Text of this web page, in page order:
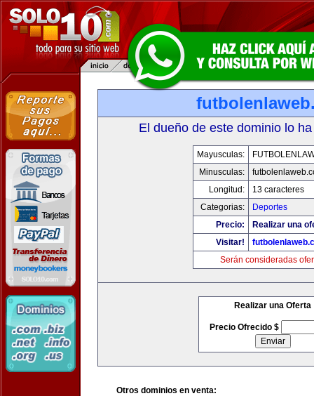
El dueño de este dominio lo
Mayusculas:
Minusculas:
Longitud:
13 caracteres
Categorias:
Deportes
Precio:
Realizar una
Visitar!
Serán consideradas
Realizar una Oferta
Precio Ofrecido $
Otros dominios en venta: